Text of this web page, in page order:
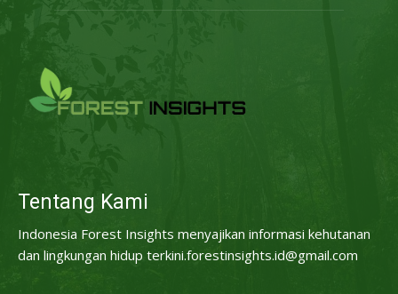
Tentang Kami
Indonesia Forest Insights menyajikan informasi kehutanan
dan lingkungan hidup terkini.forestinsights.id@gmail.com